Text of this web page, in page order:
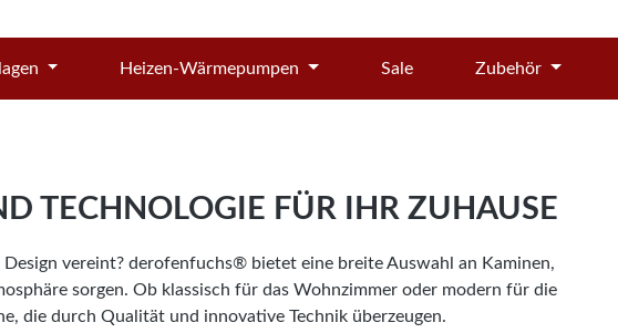
Heizen-Wärmepumpen Sale Zubehör
TECHNOLOGIE FÜR IHR ZUHAUSE
vereint? derofenfuchs® bietet eine breite Auswahl an Kaminen,
sorgen. Ob klassisch für das Wohnzimmer oder modern für die
die durch Qualität und innovative Technik überzeugen.